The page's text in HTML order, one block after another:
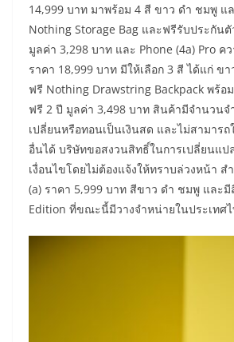
14,999 บาท มาพร้อม 4 สี ขาว ดำ ชมพู แ
Nothing Storage Bag และฟรีรับประกันตั
มูลค่า 3,298 บาท และ Phone (4a) Pro ค
ราคา 18,999 บาท มีให้เลือก 3 สี ได้แก่ ข
ฟรี Nothing Drawstring Backpack พร้อ
ฟรี 2 ปี มูลค่า 3,498 บาท สินค้ามีจำนวนจ
เปลี่ยนหรือทอนเป็นเงินสด และไม่สามาร
อื่นได้ บริษัทขอสงวนสิทธิ์ในการเปลี่ยนแป
เงื่อนไขโดยไม่ต้องแจ้งให้ทราบล่วงหน้า ส
(a) ราคา 5,999 บาท สีขาว ดำ ชมพู และมี
Edition ที่ขณะนี้มีวางจำหน่ายในประเทศไ